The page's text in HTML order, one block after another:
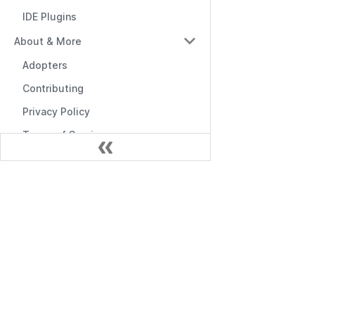
IDE Plugins
About & More
Adopters
Contributing
Privacy Policy
Terms of Service